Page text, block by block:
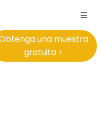
una muestra
gratuita >